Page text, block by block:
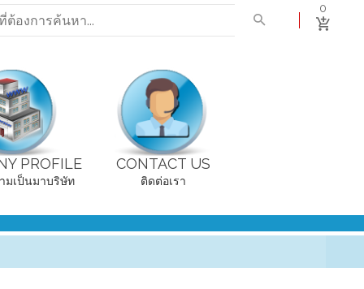
0
PROFILE
มเป็นมาบริษัท
CONTACT US
ติดต่อเรา